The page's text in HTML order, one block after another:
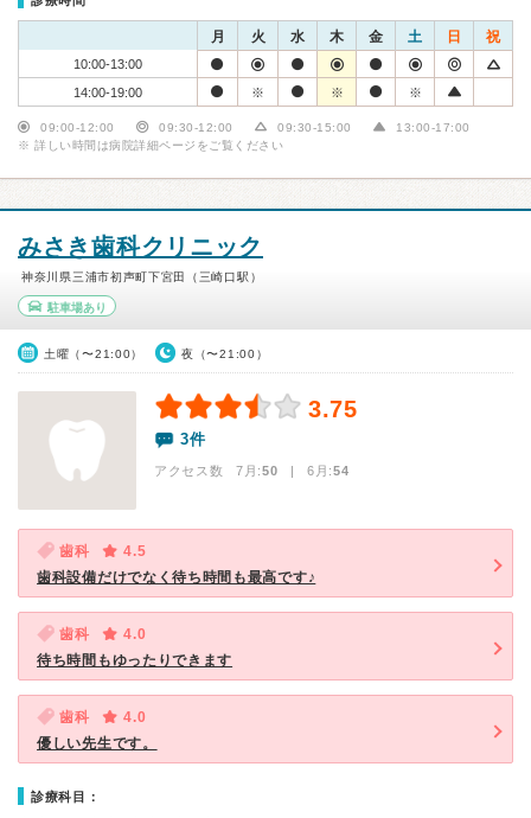
月 火 水 木 金 土 日 祝
10:00-13:00
14:00-19:00
※ ※ ※
09:00-12:00 09:30-12:00 09:30-15:00
13:00-17:00
※ 詳しい時間は病院詳細ページをご覧ください
みさき歯科クリニック
神奈川県三浦市初声町下宮田（三崎口駅）
駐車場あり
土曜（〜21:00） 夜（〜21:00）
3.75
3件
アクセス数 7月:50 | 6月:54
歯科
4.5
歯科設備だけでなく待ち時間も最高です♪
歯科
4.0
待ち時間もゆったりできます
歯科
4.0
優しい先生です。
診療科目：